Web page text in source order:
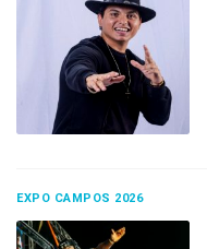
EXPO CAMPOS 2026